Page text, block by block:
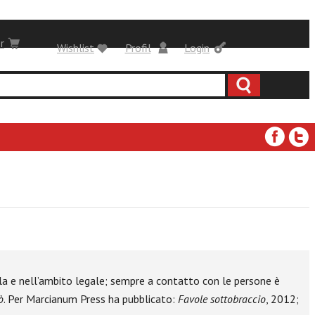
Login
Profil
Wishlist
e nell’ambito legale; sempre a contatto con le persone è
. Per Marcianum Press ha pubblicato: Favole sottobraccio , 2012;